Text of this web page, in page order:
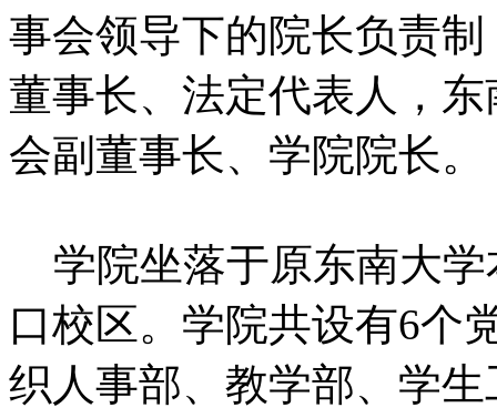
事会领导下的院长负责
董事长、法定代表人，
会副董事长、学院院长。
学院坐落于原东南大
口校区。学院共设有6个
织人事部、教学部、学